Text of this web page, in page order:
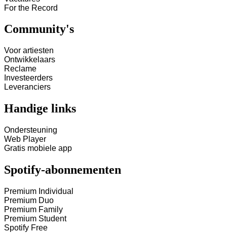
For the Record
Community's
Voor artiesten
Ontwikkelaars
Reclame
Investeerders
Leveranciers
Handige links
Ondersteuning
Web Player
Gratis mobiele app
Spotify-abonnementen
Premium Individual
Premium Duo
Premium Family
Premium Student
Spotify Free